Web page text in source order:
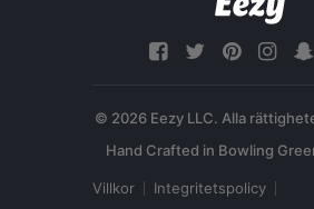
© 2026 Eezy LLC. Alla
Villkor Integritetspolicy